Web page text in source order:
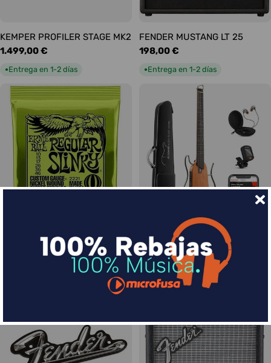
KEMPER PROFILER STAGE MK2
Precio
habitual
1.499,00 €
●Entrega en 1-2 días
FENDER MUSTANG LT 25
Precio
habitual
198,00 €
●Entrega en 1-2 días
Slinky Regular 10-46
DONNER HUSH-I Silent Guitar
Caoba
Precio
habitual
339,00 €
Entrega en 1-2 días